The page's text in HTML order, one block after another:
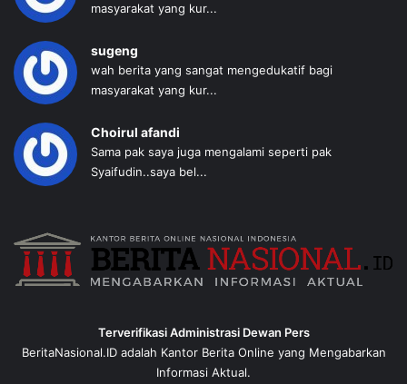
masyarakat yang kur...
sugeng
wah berita yang sangat mengedukatif bagi
masyarakat yang kur...
Choirul afandi
Sama pak saya juga mengalami seperti pak
Syaifudin..saya bel...
Terverifikasi Administrasi Dewan Pers
BeritaNasional.ID adalah Kantor Berita Online yang Mengabarkan
Informasi Aktual.